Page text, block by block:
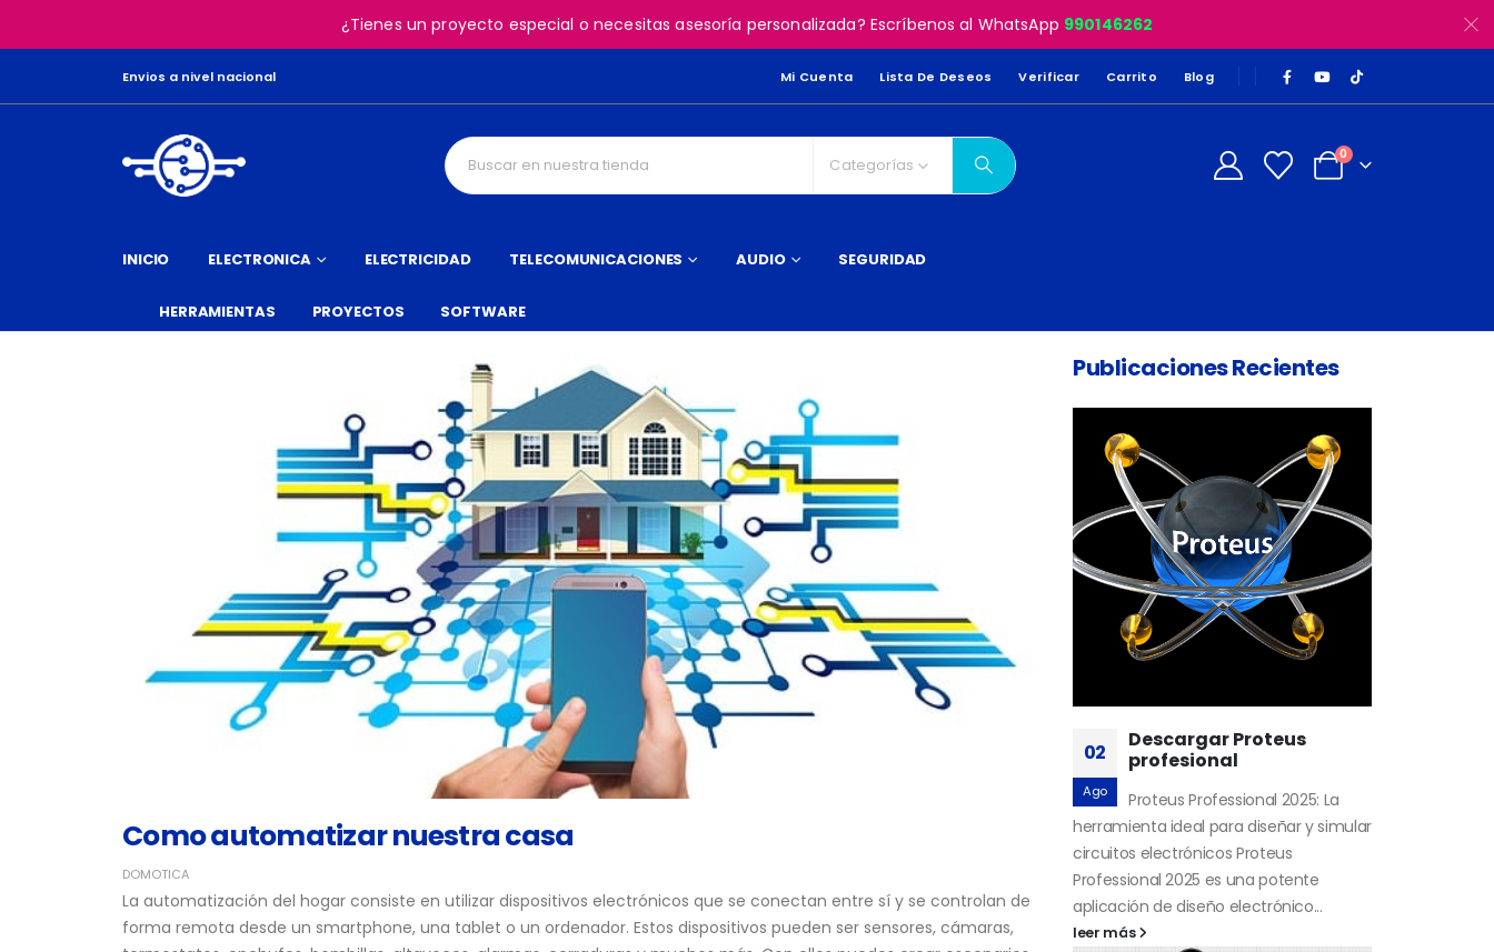
¿Tienes un proyecto especial o necesitas asesoría personalizada? Escríbenos al WhatsApp 990146262
Envios a nivel nacional Mi Cuenta Lista De Deseos Verificar Carrito Blog
Categorías
0
INICIO ELECTRONICA ELECTRICIDAD TELECOMUNICACIONES AUDIO SEGURIDAD
HERRAMIENTAS PROYECTOS SOFTWARE
Como automatizar nuestra casa
DOMOTICA
La automatización del hogar consiste en utilizar dispositivos electrónicos que se conectan entre sí y se controlan de
forma remota desde un smartphone, una tablet o un ordenador. Estos dispositivos pueden ser sensores, cámaras,
Publicaciones Recientes
02
Ago
Descargar Proteus
profesional
Proteus Professional 2025: La
herramienta ideal para diseñar y simular
circuitos electrónicos Proteus
Professional 2025 es una potente
aplicación de diseño electrónico...
leer más